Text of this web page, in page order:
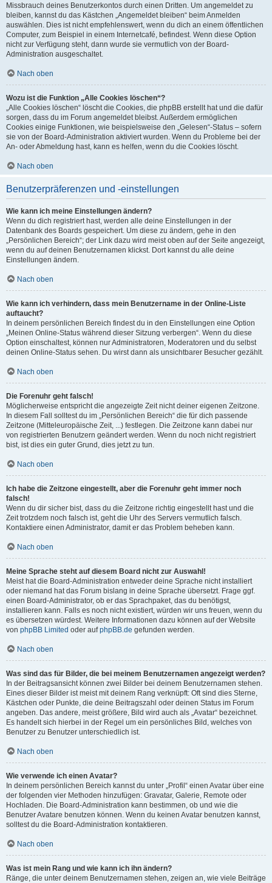
Missbrauch deines Benutzerkontos durch einen Dritten. Um angemeldet zu
bleiben, kannst du das Kästchen „Angemeldet bleiben“ beim Anmelden
auswählen. Dies ist nicht empfehlenswert, wenn du dich an einem öffentlichen
Computer, zum Beispiel in einem Internetcafé, befindest. Wenn diese Option
nicht zur Verfügung steht, dann wurde sie vermutlich von der Board-
Administration ausgeschaltet.
Nach oben
Wozu ist die Funktion „Alle Cookies löschen“?
„Alle Cookies löschen“ löscht die Cookies, die phpBB erstellt hat und die dafür
sorgen, dass du im Forum angemeldet bleibst. Außerdem ermöglichen
Cookies einige Funktionen, wie beispielsweise den „Gelesen“-Status – sofern
sie von der Board-Administration aktiviert wurden. Wenn du Probleme bei der
An- oder Abmeldung hast, kann es helfen, wenn du die Cookies löscht.
Nach oben
Benutzerpräferenzen und -einstellungen
Wie kann ich meine Einstellungen ändern?
Wenn du dich registriert hast, werden alle deine Einstellungen in der
Datenbank des Boards gespeichert. Um diese zu ändern, gehe in den
„Persönlichen Bereich“; der Link dazu wird meist oben auf der Seite angezeigt,
wenn du auf deinen Benutzernamen klickst. Dort kannst du alle deine
Einstellungen ändern.
Nach oben
Wie kann ich verhindern, dass mein Benutzername in der Online-Liste
auftaucht?
In deinem persönlichen Bereich findest du in den Einstellungen eine Option
„Meinen Online-Status während dieser Sitzung verbergen“. Wenn du diese
Option einschaltest, können nur Administratoren, Moderatoren und du selbst
deinen Online-Status sehen. Du wirst dann als unsichtbarer Besucher gezählt.
Nach oben
Die Forenuhr geht falsch!
Möglicherweise entspricht die angezeigte Zeit nicht deiner eigenen Zeitzone.
In diesem Fall solltest du im „Persönlichen Bereich“ die für dich passende
Zeitzone (Mitteleuropäische Zeit, ...) festlegen. Die Zeitzone kann dabei nur
von registrierten Benutzern geändert werden. Wenn du noch nicht registriert
bist, ist dies ein guter Grund, dies jetzt zu tun.
Nach oben
Ich habe die Zeitzone eingestellt, aber die Forenuhr geht immer noch
falsch!
Wenn du dir sicher bist, dass du die Zeitzone richtig eingestellt hast und die
Zeit trotzdem noch falsch ist, geht die Uhr des Servers vermutlich falsch.
Kontaktiere einen Administrator, damit er das Problem beheben kann.
Nach oben
Meine Sprache steht auf diesem Board nicht zur Auswahl!
Meist hat die Board-Administration entweder deine Sprache nicht installiert
oder niemand hat das Forum bislang in deine Sprache übersetzt. Frage ggf.
einen Board-Administrator, ob er das Sprachpaket, das du benötigst,
installieren kann. Falls es noch nicht existiert, würden wir uns freuen, wenn du
es übersetzen würdest. Weitere Informationen dazu können auf der Website
von phpBB Limited oder aufphpBB.de gefunden werden.
Nach oben
Was sind das für Bilder, die bei meinem Benutzernamen angezeigt werden?
In der Beitragsansicht können zwei Bilder bei deinem Benutzernamen stehen.
Eines dieser Bilder ist meist mit deinem Rang verknüpft: Oft sind dies Sterne,
Kästchen oder Punkte, die deine Beitragszahl oder deinen Status im Forum
angeben. Das andere, meist größere, Bild wird auch als „Avatar“ bezeichnet.
Es handelt sich hierbei in der Regel um ein persönliches Bild, welches von
Benutzer zu Benutzer unterschiedlich ist.
Nach oben
Wie verwende ich einen Avatar?
In deinem persönlichen Bereich kannst du unter „Profil“ einen Avatar über eine
der folgenden vier Methoden hinzufügen: Gravatar, Galerie, Remote oder
Hochladen. Die Board-Administration kann bestimmen, ob und wie die
Benutzer Avatare benutzen können. Wenn du keinen Avatar benutzen kannst,
solltest du die Board-Administration kontaktieren.
Nach oben
Was ist mein Rang und wie kann ich ihn ändern?
Ränge, die unter deinem Benutzernamen stehen, zeigen an, wie viele Beiträge